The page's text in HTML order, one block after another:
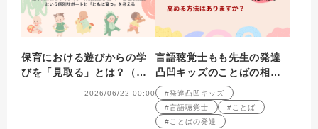
保育における遊びからの学
びを「見取る」とは？（後
2026/06/22 00:00
言語聴覚士もも先生の発達
凸凹キッズのことばの相談
室 第14回
#発達凸凹キッズ
#言語聴覚士
#ことば
#ことばの発達